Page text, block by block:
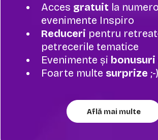
Acces gratuit la
evenimente Inspiro
Reduceri pentru
petrecerile tematice
Evenimente și bonusuri
Foarte multe surprize ;-)
Află mai multe